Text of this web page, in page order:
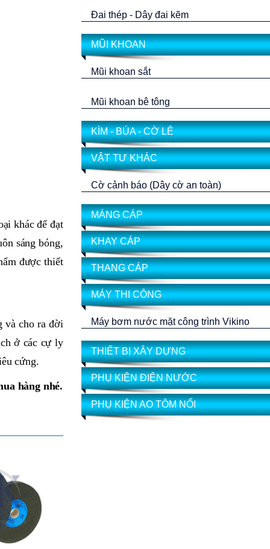
khác để đạt
sáng bóng,
được thiết
và cho ra đời
ở các cự ly
cứng.
hàng nhé.
Đai thép - Dây đai kẽm
MŨI KHOAN
Mũi khoan sắt
Mũi khoan bê tông
KÌM - BÚA - CỜ LÊ
VẬT TƯ KHÁC
Cờ cảnh báo (Dây cờ an toàn)
MÁNG CÁP
KHAY CÁP
THANG CÁP
MÁY THI CÔNG
Máy bơm nước mặt công trình Vikino
THIẾT BỊ XÂY DỰNG
PHỤ KIỆN ĐIỆN NƯỚC
PHỤ KIỆN AO TÔM NỔI